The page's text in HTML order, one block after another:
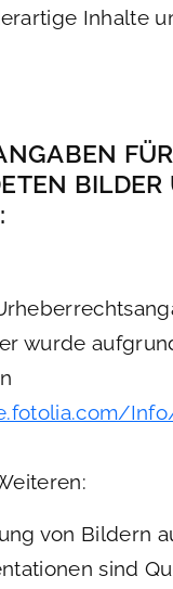
Inhalte
BILDER
wurde
von Bildern
sind